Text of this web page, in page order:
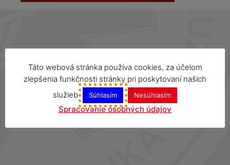
Táto webová stránka používa cookies, za účelom
zlepšenia funkčnosti stránky pri poskytovaní našich
služieb
Súhlasím Nesúhlasím
Spracovanie osobných údajov